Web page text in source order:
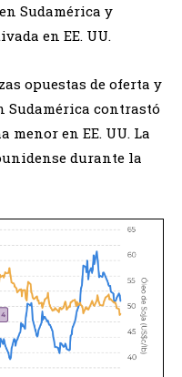
Sudamérica y
en EE. UU.
opuestas de oferta y
Sudamérica contrastó
menor en EE. UU. La
durante la